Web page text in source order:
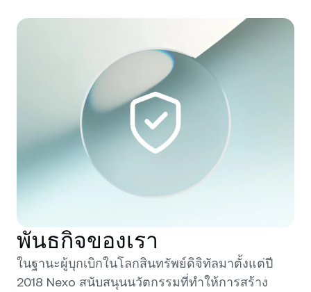
พันธกิจของเรา
ในฐานะผู้บุกเบิกในโลกสินทรัพย์ดิจิทัลมาตั้งแต่ปี
2018 Nexo สนับสนุนนวัตกรรมที่ทำให้การสร้าง